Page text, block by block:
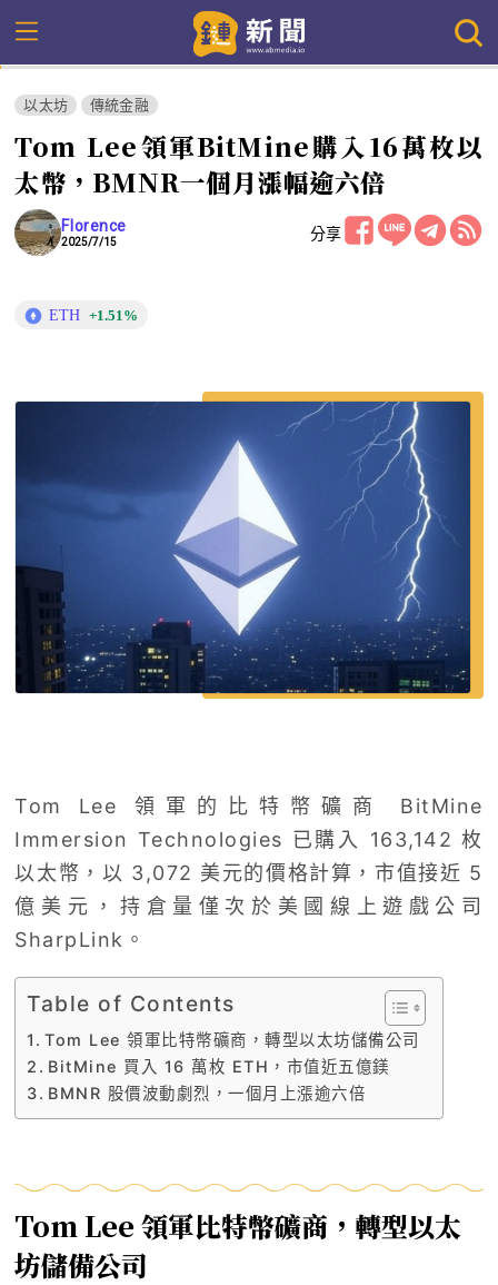
以太坊 傳統金融
Tom Lee領軍BitMine購入16萬枚以
太幣，BMNR一個月漲幅逾六倍
Florence
2025/7/15 分享
ETH +1.51%
Tom Lee 領軍的比特幣礦商 BitMine
Immersion Technologies 已購入 163,142 枚
以太幣，以 3,072 美元的價格計算，市值接近 5
億美元，持倉量僅次於美國線上遊戲公司
SharpLink。
Table of Contents
Tom Lee 領軍比特幣礦商，轉型以太坊儲備公司
BitMine 買入 16 萬枚 ETH，市值近五億鎂
BMNR 股價波動劇烈，一個月上漲逾六倍
Tom Lee 領軍比特幣礦商，轉型以太
坊儲備公司